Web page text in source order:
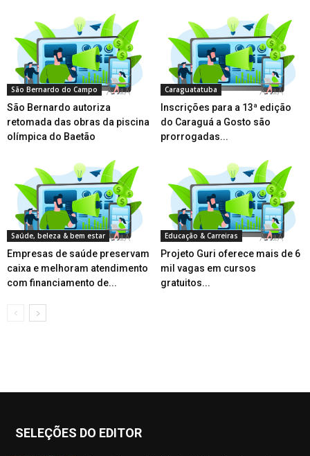
São Bernardo do Campo
São Bernardo autoriza
retomada das obras da piscina
olímpica do Baetão
Caraguatatuba
Inscrições para a 13ª edição
do Caraguá a Gosto são
prorrogadas...
Saúde, beleza & bem estar
Empresas de saúde preservam
caixa e melhoram atendimento
com financiamento de...
Educação & Carreiras
Projeto Guri oferece mais de 6
mil vagas em cursos
gratuitos...
SELEÇÕES DO EDITOR